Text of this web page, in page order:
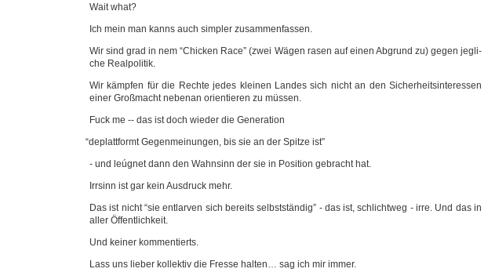
Wait what?
Ich mein man kanns auch simp­ler zusammenfassen.
Wir sind grad in nem “Chi­cken Race” (zwei Wägen rasen auf einen Abgrund zu) gegen jeg­li­
che Realpolitik.
Wir kämp­fen für die Rech­te jedes klei­nen Lan­des sich nicht an den Sicher­heits­in­ter­es­sen
einer Groß­macht neben­an ori­en­tie­ren zu müssen.
Fuck me -- das ist doch wie­der die Generation
“deplatt­formt Gegen­mei­nun­gen, bis sie an der Spit­ze ist”
- und leú­g­net dann den Wahn­sinn der sie in Posi­ti­on gebracht hat.
Irr­sinn ist gar kein Aus­druck mehr.
Das ist nicht “sie ent­lar­ven sich bereits selbst­stän­dig” - das ist, schlicht­weg - irre. Und das in
aller Öffentlichkeit.
Und kei­ner kommentierts.
Lass uns lie­ber kol­lek­tiv die Fres­se hal­ten… sag ich mir immer.